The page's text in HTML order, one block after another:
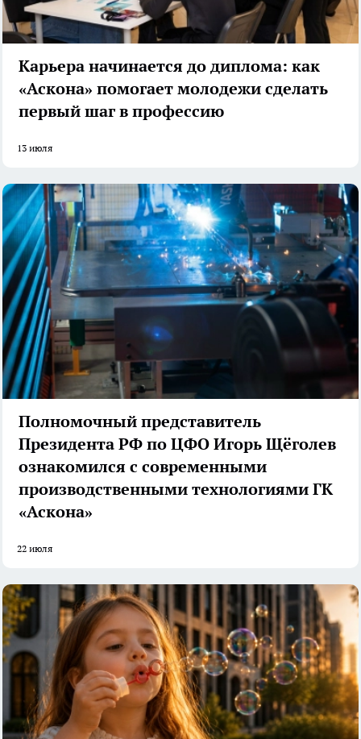
Карьера начинается до диплома: как
«Аскона» помогает молодежи сделать
первый шаг в профессию
13 июля
Полномочный представитель
Президента РФ по ЦФО Игорь Щёголев
ознакомился с современными
производственными технологиями ГК
«Аскона»
22 июля